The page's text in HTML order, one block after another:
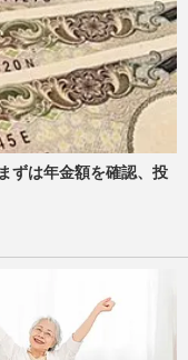
ずは年金額を確認、投